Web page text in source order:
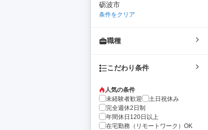
砺波市
条件をクリア
職種
こだわり条件
人気の条件
未経験者歓迎
土日祝休み
完全週休2日制
年間休日120日以上
在宅勤務（リモートワーク）OK